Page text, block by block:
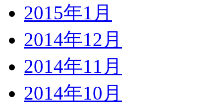
2015年1月
2014年12月
2014年11月
2014年10月